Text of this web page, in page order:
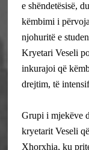
e shëndetësisë,
këmbimi i
njohuritë e
Kryetari Veseli
inkurajoi që
drejtim, të
Grupi i mjekëve
kryetarit Veseli
Xhorxhia, ku